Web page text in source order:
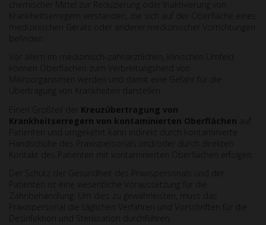
chemischer Mittel zur Reduzierung oder Inaktivierung von
Krankheitserregern verstanden, die sich auf der Oberfläche eines
medizinischen Geräts oder anderer medizinischer Vorrichtungen
Vor allem im medizinisch-zahnärztlichen, klinischen Umfeld
können Oberflächen zum Verbreitungsherd von
Mikroorganismen werden und damit eine Gefahr für die
Übertragung von Krankheiten darstellen.
Einen Großteil der Kreuzübertragung von
Krankheitserregern von kontaminierten Oberflächen auf
Patienten und umgekehrt kann indirekt durch kontaminierte
Handschuhe des Praxispersonals und/oder durch direkten
Kontakt des Patienten mit kontaminierten Oberflächen erfolgen.
Der Schutz der Gesundheit des Praxispersonals und der
Patienten ist eine wesentliche Voraussetzung für die
Zahnbehandlung. Um dies zu gewährleisten, muss das
Praxispersonal die täglichen Verfahren und Vorschriften für die
Desinfektion und Sterilisation durchführen.